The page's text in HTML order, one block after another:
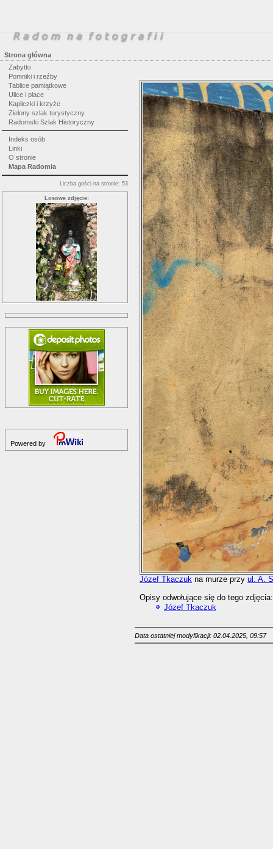
Strona główna
Zabytki
Pomniki i rzeźby
Tablice pamiątkowe
Ulice i place
Kapliczki i krzyże
Zielony szlak turystyczny
Radomski Szlak Historyczny
Indeks osób
Linki
O stronie
Mapa Radomia
Liczba gości na stronie: 53
Losowe zdjęcie:
Powered by
Józef Tkaczuk na murze przy ul. A.
Opisy odwołujące się do tego zdjęcia:
Józef Tkaczuk
Data ostatniej modyfikacji: 02.04.2025, 09:57